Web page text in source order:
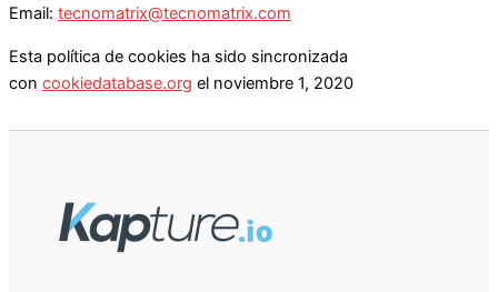
Email: tecnomatrix@tecnomatrix.com
Esta política de cookies ha sido sincronizada
con cookiedatabase.org el noviembre 1, 2020